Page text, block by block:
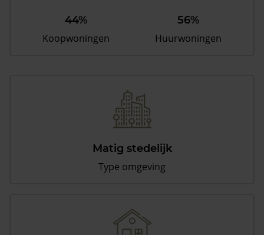
44%
Koopwoningen
56%
Huurwoningen
Matig stedelijk
Type omgeving